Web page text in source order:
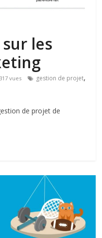
sur les
vues gestion de projet,
de projet de